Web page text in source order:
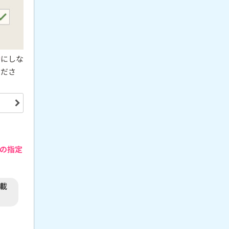
にしな
さ
指定